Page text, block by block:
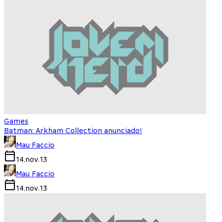
Games
Batman: Arkham Collection anunciado!
Mau Faccio
14.nov.13
Mau Faccio
14.nov.13